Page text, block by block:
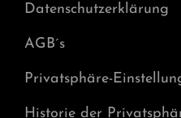
Datenschutzerklärung
AGB´s
Privatsphäre-
Historie der